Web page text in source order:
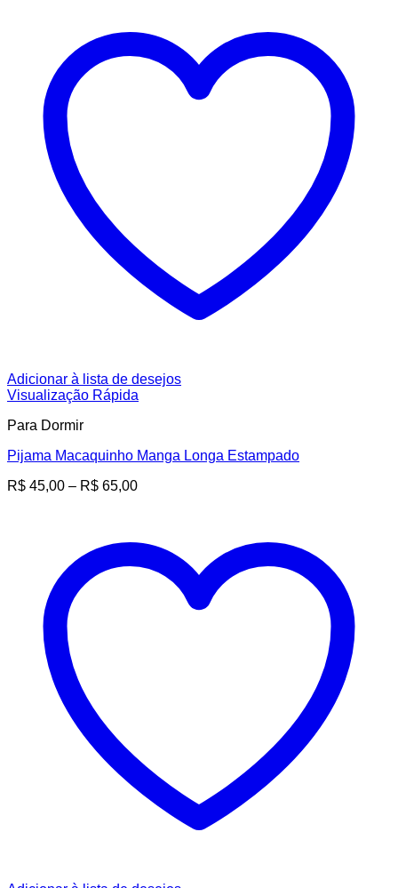
Adicionar à lista de desejos
Visualização Rápida
Para Dormir
Pijama Macaquinho Manga Longa Estampado
R$ 45,00 – R$ 65,00Faixa
através
R$ 65,00